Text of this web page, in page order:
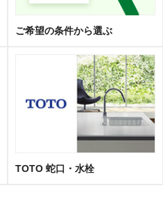
ご希望の条件から選ぶ
TOTO 蛇口・水栓